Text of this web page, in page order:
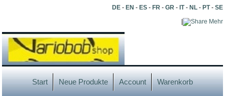
DE- EN - ES- FR- GR- IT- NL- PT- SE
Mehr
Start Neue Produkte Account Warenkorb